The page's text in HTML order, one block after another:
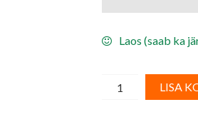
Laos (saab ka
Vedel
toiduvärv
LISA